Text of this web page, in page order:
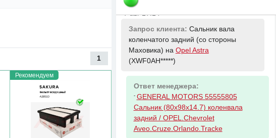
1
Рекомендуем
7 авг 17:14
Запрос клиента: Сальник вала
коленчатого задний (со стороны
Маховика) на Opel Astra
(XWF0AH*****)
Ответ менеджера:
- GENERAL MOTORS 55555805
Сальник (80х98х14.7) коленвала
задний / OPEL.Chevrolet
Aveo.Cruze.Orlando.Tracke